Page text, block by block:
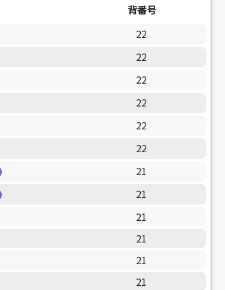
背番号
22
22
22
22
22
22
21
21
21
21
21
21